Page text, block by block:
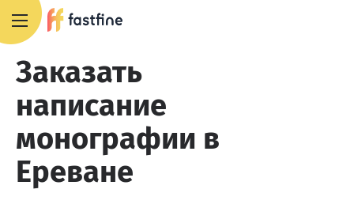
Заказать
написание
монографии в
Ереване